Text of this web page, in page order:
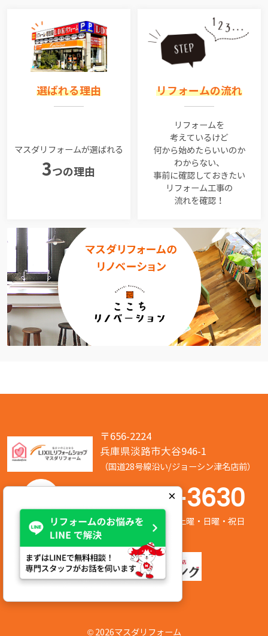
選ばれる理由
マスダリフォームが選ばれる
3つの理由
リフォームの流れ
リフォームを
考えているけど
何から始めたらいいのか
わからない、
事前に確認しておきたい
リフォーム工事の
流れを確認！
〒656-2224
兵庫県淡路市大谷946-1
（国道28号線沿い/ジョーシン津名店前）
050-7586-3630
営業時間:8:00～17:00 定休日:第2/第4土曜・日曜・祝日
© 2026マスダリフォーム
×